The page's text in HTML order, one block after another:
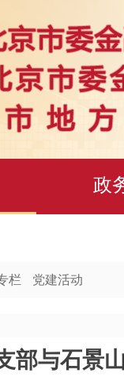
政
栏 党建活动
部与石景